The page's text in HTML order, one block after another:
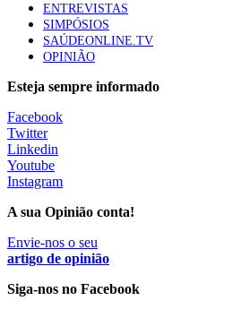
Trodelvy aprovado para
mama triplo negativo
elegíveis para inibidores
61 visualizações
MAIS NOTÍCIAS
Quase 11.900 jovens recorreram aos
nutricionista no primeiro mês
7 Ago, 2026|0 Comments
ULS de Coimbra estreia cirurgia
apoio robótico em Portugal
ENTREVISTAS
SIMPÓSIOS
SAÚDEONLINE.TV
OPINIÃO
Esteja sempre informado
Facebook
Twitter
Linkedin
Youtube
Instagram
A sua Opinião conta!
Envie-nos o seu
artigo de opinião
Siga-nos no Facebook